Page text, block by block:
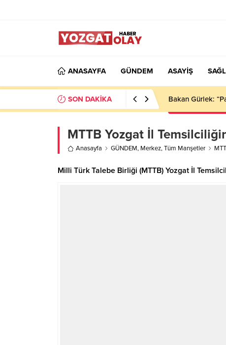
ANASAYFA GÜNDEM ASAYİŞ
SON DAKİKA Bakan Gürlek:
MTTB Yozgat İl
Anasayfa GÜNDEM, Merkez,Tüm Manşetler
Milli Türk Talebe Birliği (MTTB) Yozgat İl